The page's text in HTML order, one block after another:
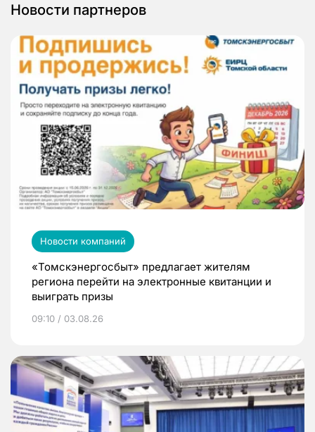
Новости партнеров
Новости компаний
«Томскэнергосбыт» предлагает жителям
региона перейти на электронные квитанции и
выиграть призы
09:10 / 03.08.26